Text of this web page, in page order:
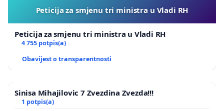
Peticija za smjenu tri ministra u Vladi RH
Peticija za smjenu tri ministra u Vladi RH
4 755 potpis(a)
Obavijest o transparentnosti
Sinisa Mihajilovic 7 Zvezdina Zvezda!!!
1 potpis(a)